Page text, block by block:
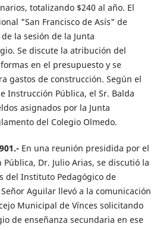
totalizando $240 al año. El
"San Francisco de Asís" de
la sesión de la Junta
Se discute la atribución del
en el presupuesto y se
gastos de construcción. Según el
Instrucción Pública, el Sr. Balda
asignados por la Junta
del Colegio Olmedo.
En una reunión presidida por el
Dr. Julio Arias, se discutió la
del Instituto Pedagógico de
Aguilar llevó a la comunicación
Municipal de Vínces solicitando
de enseñanza secundaria en ese